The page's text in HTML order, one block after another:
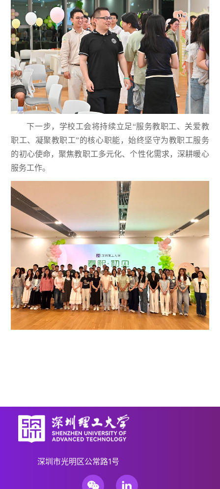
下一步，学校工会将持续立足“服务教职工、关爱教
职工、凝聚教职工”的核心职能，始终坚守为教职工服务
的初心使命，聚焦教职工多元化、个性化需求，深耕暖心
服务工作。
深圳市光明区公常路1号